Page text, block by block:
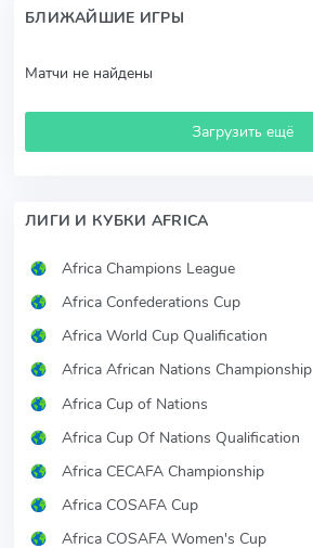
БЛИЖАЙШИЕ ИГРЫ
Матчи не найдены
Загрузить ещё
ЛИГИ И КУБКИ AFRICA
Africa Champions League
Africa Confederations Cup
Africa World Cup Qualification
Africa African Nations Championship
Africa Cup of Nations
Africa Cup Of Nations Qualification
Africa CECAFA Championship
Africa COSAFA Cup
Africa COSAFA Women's Cup